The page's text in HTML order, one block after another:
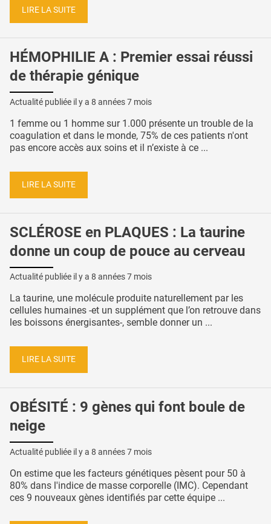
LIRE LA SUITE
HÉMOPHILIE A : Premier essai réussi
de thérapie génique
Actualité publiée il y a 8 années 7 mois
1 femme ou 1 homme sur 1.000 présente un trouble de la
coagulation et dans le monde, 75% de ces patients n'ont
pas encore accès aux soins et il n’existe à ce ...
LIRE LA SUITE
SCLÉROSE en PLAQUES : La taurine
donne un coup de pouce au cerveau
Actualité publiée il y a 8 années 7 mois
La taurine, une molécule produite naturellement par les
cellules humaines -et un supplément que l’on retrouve dans
les boissons énergisantes-, semble donner un ...
LIRE LA SUITE
OBÉSITÉ : 9 gènes qui font boule de
neige
Actualité publiée il y a 8 années 7 mois
On estime que les facteurs génétiques pèsent pour 50 à
80% dans l'indice de masse corporelle (IMC). Cependant
ces 9 nouveaux gènes identifiés par cette équipe ...